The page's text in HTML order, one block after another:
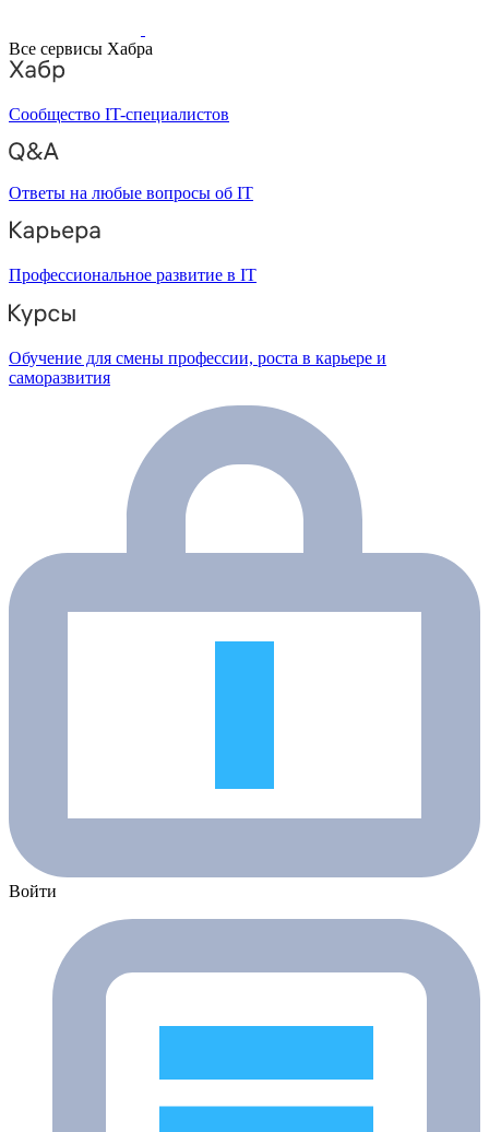
Все сервисы Хабра
Сообщество IT-специалистов
Ответы на любые вопросы об IT
Профессиональное развитие в IT
Обучение для смены профессии, роста в карьере и
саморазвития
Войти